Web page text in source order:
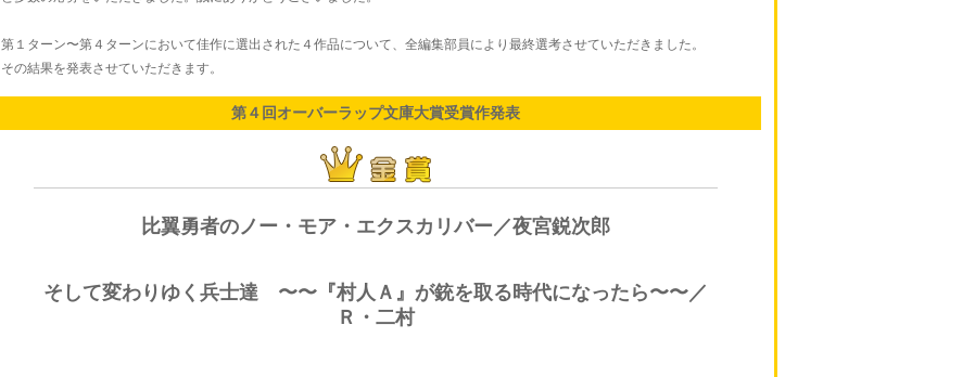
第１ターン〜第４ターンにおいて佳作に選出された４作品について、全編集部員により最終選考させていただきました。
その結果を発表させていただきます。
第４回オーバーラップ文庫大賞受賞作発表
比翼勇者のノー・モア・エクスカリバー／夜宮鋭次郎
そして変わりゆく兵士達 〜〜『村人Ａ』が銃を取る時代になったら〜〜／
Ｒ・二村